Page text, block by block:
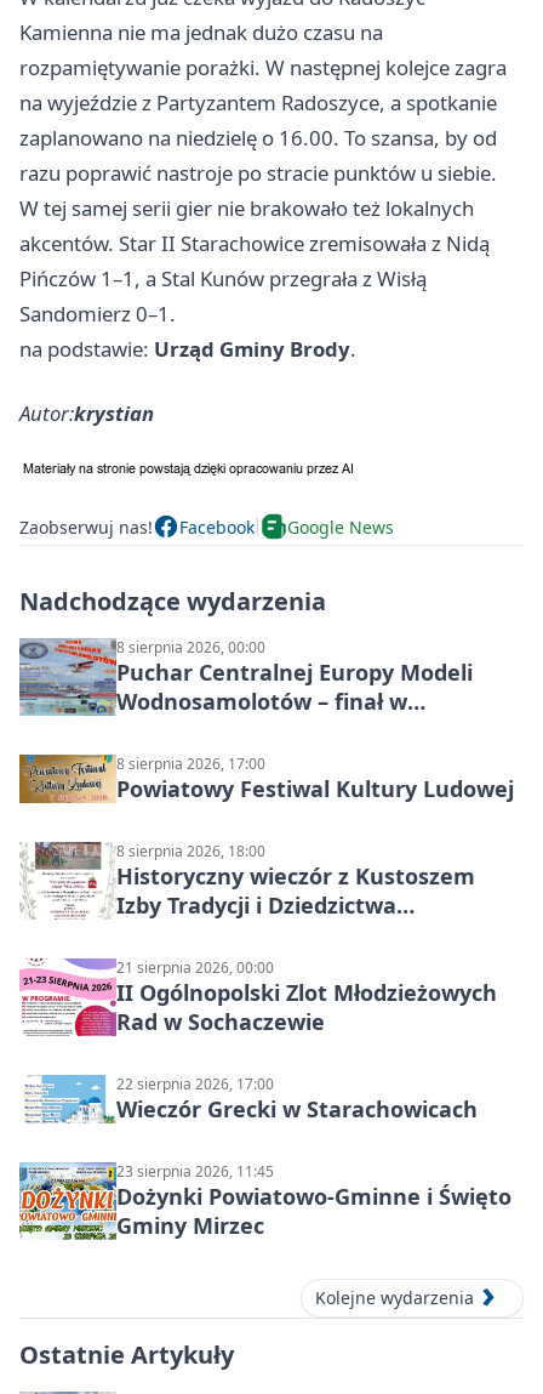
Kamienna nie ma jednak dużo czasu na
rozpamiętywanie porażki. W następnej kolejce zagra
na wyjeździe z Partyzantem Radoszyce, a spotkanie
zaplanowano na niedzielę o 16.00. To szansa, by od
razu poprawić nastroje po stracie punktów u siebie.
W tej samej serii gier nie brakowało też lokalnych
akcentów. Star II Starachowice zremisowała z Nidą
Pińczów 1–1, a Stal Kunów przegrała z Wisłą
Sandomierz0–1.
na podstawie: Urząd Gminy Brody.
Autor:krystian
Zaobserwuj nas! Facebook Google News
Nadchodzące wydarzenia
8 sierpnia 2026, 00:00
Puchar Centralnej Europy Modeli
Wodnosamolotów – finał w
8 sierpnia 2026, 17:00
Powiatowy Festiwal Kultury Ludowej
8 sierpnia 2026, 18:00
Historyczny wieczór z Kustoszem
Izby Tradycji i Dziedzictwa
Gęburą
21 sierpnia 2026, 00:00
II Ogólnopolski Zlot Młodzieżowych
Rad w Sochaczewie
22 sierpnia 2026, 17:00
Wieczór Grecki w Starachowicach
23 sierpnia 2026, 11:45
Dożynki Powiatowo-Gminne i Święto
Gminy Mirzec
Kolejne wydarzenia
Ostatnie Artykuły